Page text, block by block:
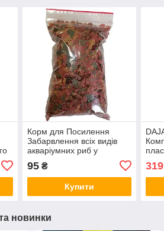
Корм для Посилення
Забарвлення всіх видів
акваріумних риб у
COLOUR FLAKES, на вагу,
50 г
95₴
Купити
мл/
319
новинки